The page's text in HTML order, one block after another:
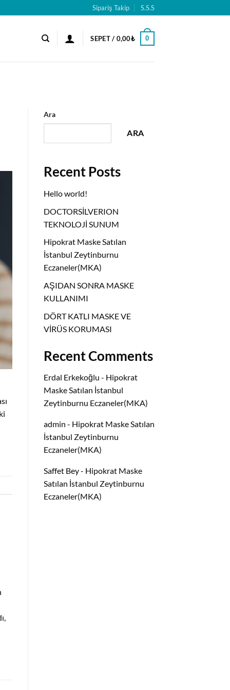
Sipariş Takip S.S.S
SEPET / 0,00₺ 0
Ara
ARA
Recent Posts
Hello world!
DOCTORSİLVERION
TEKNOLOJİ SUNUM
Hipokrat Maske Satılan
İstanbul Zeytinburnu
Eczaneler(MKA)
AŞIDAN SONRA MASKE
KULLANIMI
DÖRT KATLI MASKE VE
VİRÜS KORUMASI
Recent Comments
Erdal Erkekoğlu - Hipokrat
Maske Satılan İstanbul
Zeytinburnu Eczaneler(MKA)
admin - Hipokrat Maske Satılan
İstanbul Zeytinburnu
Eczaneler(MKA)
Saffet Bey- Hipokrat Maske
Satılan İstanbul Zeytinburnu
Eczaneler(MKA)